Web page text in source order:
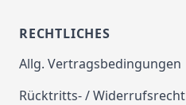
RECHTLICHES
Allg. Vertragsbedingungen
Rücktritts- / Widerrufsrecht